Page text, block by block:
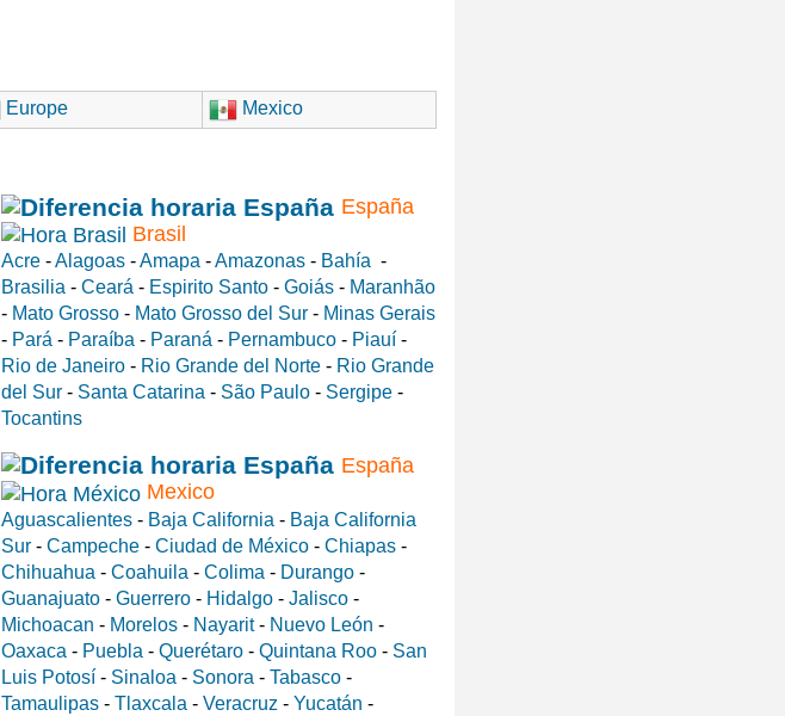
Europe Mexico
España
Brasil
Acre -Alagoas -Amapa -Amazonas - Bahía -
Brasilia - Ceará - Espirito Santo - Goiás - Maranhão
- Mato Grosso - Mato Grosso del Sur - Minas Gerais
- Pará - Paraíba - Paraná - Pernambuco - Piauí -
Rio de Janeiro - Rio Grande del Norte - Rio Grande
del Sur - Santa Catarina - São Paulo - Sergipe -
Tocantins
España
Mexico
Aguascalientes - Baja California - Baja California
Sur - Campeche - Ciudad de México - Chiapas -
Chihuahua - Coahuila - Colima - Durango -
Guanajuato - Guerrero - Hidalgo - Jalisco -
Michoacan - Morelos - Nayarit- Nuevo León -
Oaxaca - Puebla - Querétaro - Quintana Roo - San
Luis Potosí - Sinaloa - Sonora - Tabasco -
Tamaulipas - Tlaxcala - Veracruz - Yucatán -